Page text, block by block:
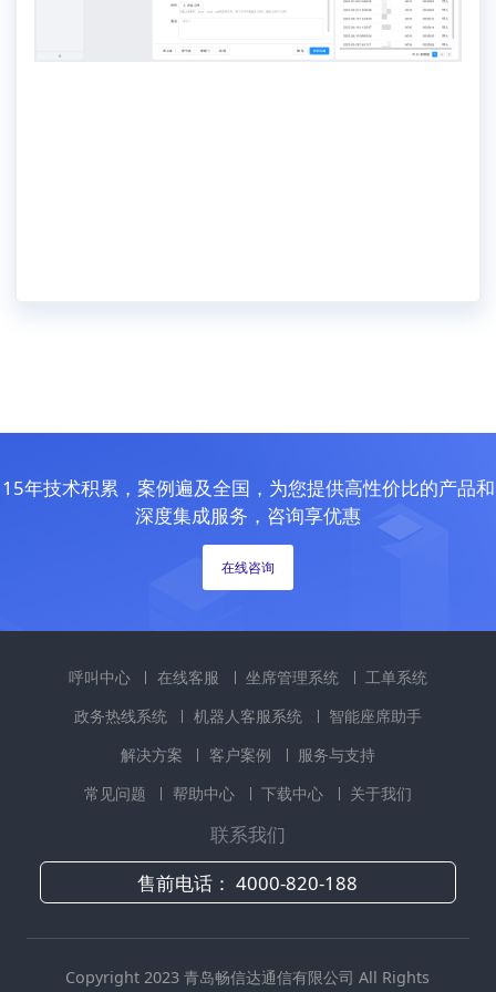
15年技术积累，案例遍及全国，为您提供高性价比的产品和
深度集成服务，咨询享优惠
在线咨询
呼叫中心 在线客服 坐席管理系统
工单系统
政务热线系统
机器人客服系统
智能座席助手
解决方案
客户案例
服务与支持
常见问题
帮助中心 下载中心 关于我们
联系我们
售前电话：4000-820-188
Copyright 2023 青岛畅信达通信有限公司 All Rights